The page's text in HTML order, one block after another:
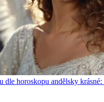
dle horoskopu andělsky